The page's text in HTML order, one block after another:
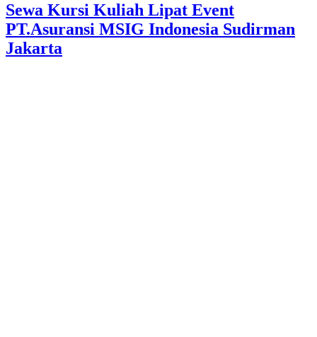
Sewa Kursi Kuliah Lipat Event
PT.Asuransi MSIG Indonesia Sudirman
Jakarta